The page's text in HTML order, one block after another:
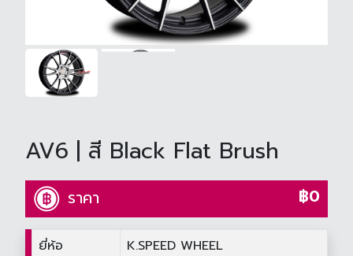
AV6 | สี Black Flat Brush
ราคา ฿0
ยี่ห้อ
K.SPEED WHEEL